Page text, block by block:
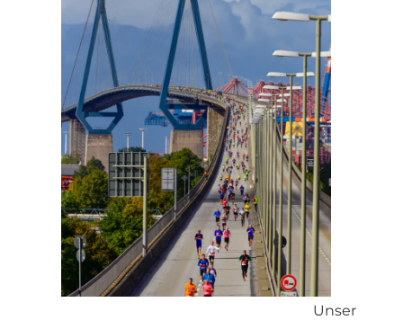
Unser